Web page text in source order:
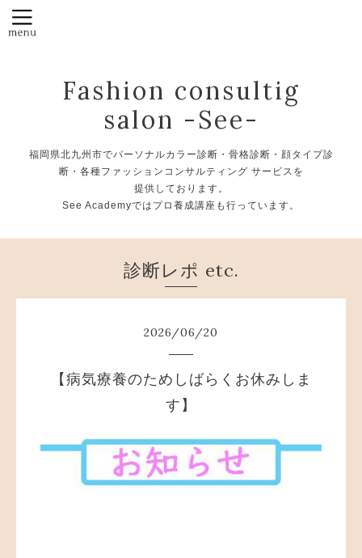
Fashion consultig
salon -See-
福岡県北九州市でパーソナルカラー診断・骨格診断・顔タイプ診
断・各種ファッションコンサルティング サービスを
提供しております。
See Academyではプロ養成講座も行っています。
診断レポ etc.
2026/06/20
【病気療養のためしばらくお休みしま
す】